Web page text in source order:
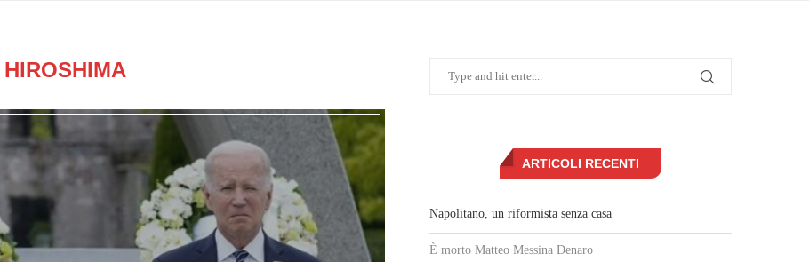
HIROSHIMA
ARTICOLI RECENTI
Napolitano, un riformista senza casa
È morto Matteo Messina Denaro